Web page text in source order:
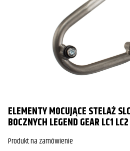
ELEMENTY MOCUJĄCE STELAŻ
BOCZNYCH LEGEND GEAR LC1 LC2
Produkt na zamówienie